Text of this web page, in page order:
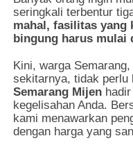
seringkali terbentur
mahal, fasilitas yang
bingung harus mulai
Kini, warga
sekitarnya, tidak perlu
Semarang Mijen
kegelisahan Anda.
kami menawarkan
dengan harga yang